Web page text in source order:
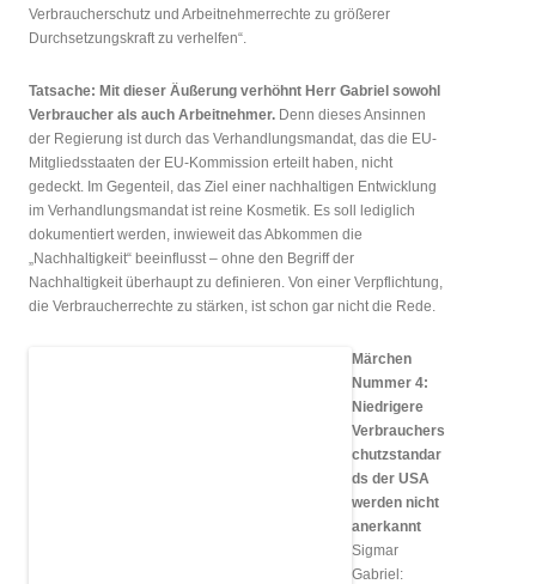
Verbraucherschutz und Arbeitnehmerrechte zu größerer
Durchsetzungskraft zu verhelfen“.
Tatsache: Mit dieser Äußerung verhöhnt Herr Gabriel sowohl
Verbraucher als auch Arbeitnehmer. Denn dieses Ansinnen
der Regierung ist durch das Verhandlungsmandat, das die EU-
Mitgliedsstaaten der EU-Kommission erteilt haben, nicht
gedeckt. Im Gegenteil, das Ziel einer nachhaltigen Entwicklung
im Verhandlungsmandat ist reine Kosmetik. Es soll lediglich
dokumentiert werden, inwieweit das Abkommen die
„Nachhaltigkeit“ beeinflusst – ohne den Begriff der
Nachhaltigkeit überhaupt zu definieren. Von einer Verpflichtung,
die Verbraucherrechte zu stärken, ist schon gar nicht die Rede.
Märchen
Nummer 4:
Niedrigere
Verbrauchers
chutzstandar
ds der USA
werden nicht
anerkannt
Sigmar
Gabriel: